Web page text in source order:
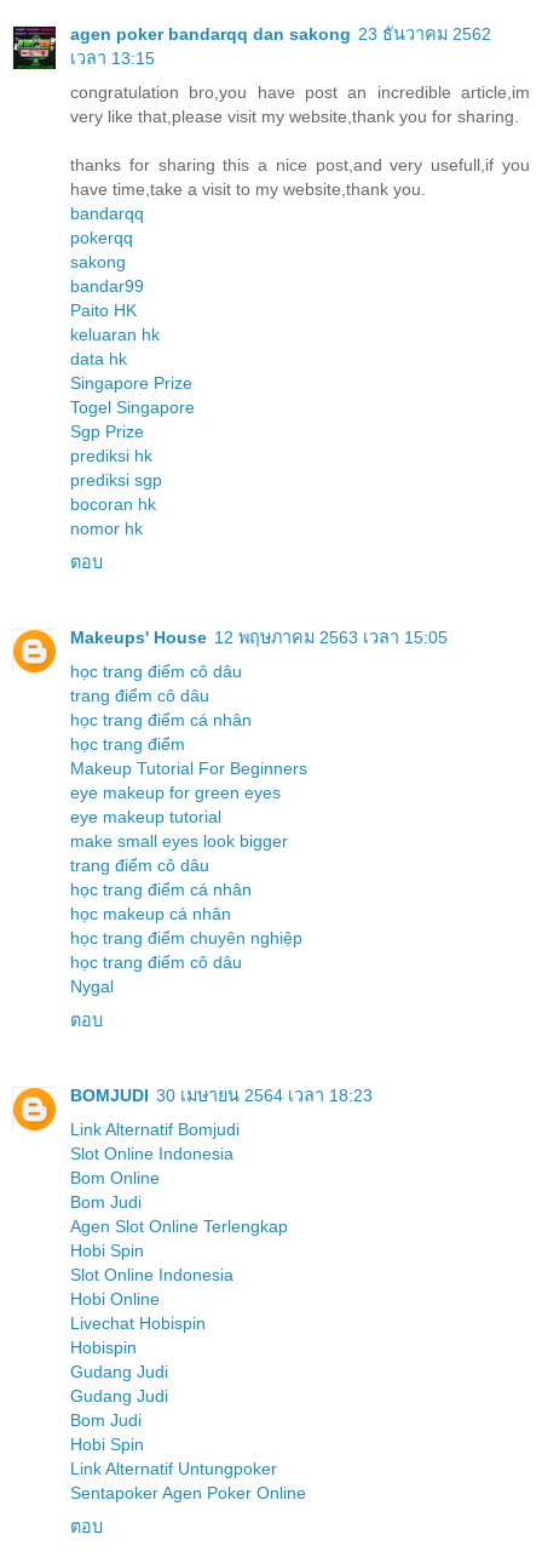
agen poker bandarqq dan sakong 23 ธันวาคม 2562
เวลา 13:15
congratulation bro,you have post an incredible article,im
very like that,please visit my website,thank you for sharing.
thanks for sharing this a nice post,and very usefull,if you
have time,take a visit to my website,thank you.
bandarqq
pokerqq
sakong
bandar99
Paito HK
keluaran hk
data hk
Singapore Prize
Togel Singapore
Sgp Prize
prediksi hk
prediksi sgp
bocoran hk
nomor hk
ตอบ
Makeups' House 12 พฤษภาคม 2563 เวลา 15:05
học trang điểm cô dâu
trang điểm cô dâu
học trang điểm cá nhân
học trang điểm
Makeup Tutorial For Beginners
eye makeup for green eyes
eye makeup tutorial
make small eyes look bigger
trang điểm cô dâu
học trang điểm cá nhân
học makeup cá nhân
học trang điểm chuyên nghiệp
học trang điểm cô dâu
Nygal
ตอบ
BOMJUDI 30 เมษายน 2564 เวลา 18:23
Link Alternatif Bomjudi
Slot Online Indonesia
Bom Online
Bom Judi
Agen Slot Online Terlengkap
Hobi Spin
Slot Online Indonesia
Hobi Online
Livechat Hobispin
Hobispin
Gudang Judi
Gudang Judi
Bom Judi
Hobi Spin
Link Alternatif Untungpoker
Sentapoker Agen Poker Online
ตอบ